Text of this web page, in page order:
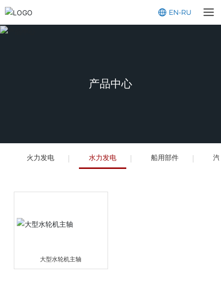
EN-RU
产品中心
火力发电 水力发电 船用部件
大型水轮机主轴